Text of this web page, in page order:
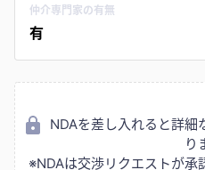
仲介専門家の有無
有
NDAを差し入れると詳細
り
※NDAは交渉リクエストが承